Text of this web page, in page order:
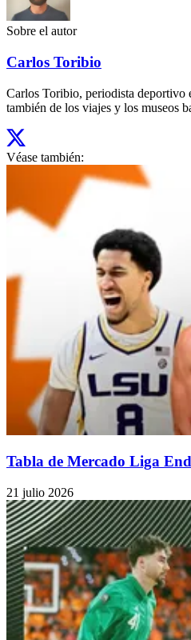
Sobre el autor
Carlos Toribio
Carlos Toribio, periodista deportivo
también de los viajes y los museos
Véase también:
Tabla de Mercado Liga
21 julio 2026